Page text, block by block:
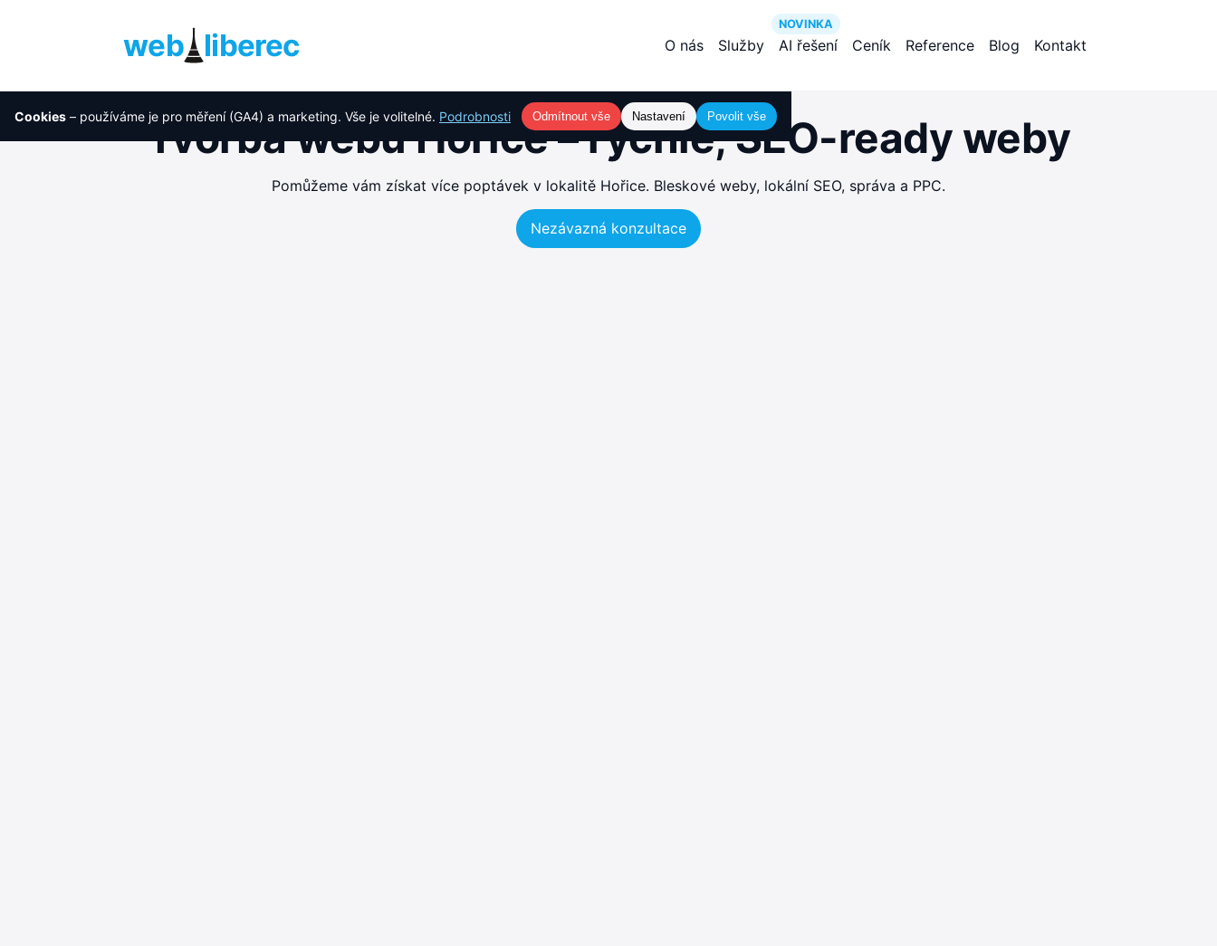
web liberec O nás Služby
NOVINKA
AI řešení Ceník Reference Blog Kontakt
Cookies – používáme je pro měření (GA4) a marketing. Vše je volitelné. Podrobnosti Odmítnout vše Nastavení Povolit vše
Tvorba webu Hořice – rychlé, SEO-ready weby
Pomůžeme vám získat více poptávek v lokalitě Hořice. Bleskové weby, lokální SEO, správa a PPC.
Nezávazná konzultace